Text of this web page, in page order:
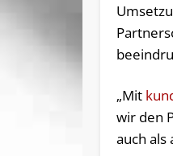
„Mit
wir den
auch als